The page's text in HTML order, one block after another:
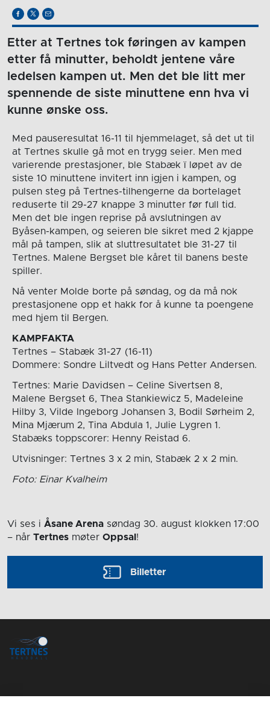
Etter at Tertnes tok føringen av kampen
etter få minutter, beholdt jentene våre
ledelsen kampen ut. Men det ble litt mer
spennende de siste minuttene enn hva vi
kunne ønske oss.
Med pauseresultat 16-11 til hjemmelaget, så det ut til
at Tertnes skulle gå mot en trygg seier. Men med
varierende prestasjoner, ble Stabæk ï løpet av de
siste 10 minuttene invitert inn igjen i kampen, og
pulsen steg på Tertnes-tilhengerne da bortelaget
reduserte til 29-27 knappe 3 minutter før full tid.
Men det ble ingen reprise på avslutningen av
Byåsen-kampen, og seieren ble sikret med 2 kjappe
mål på tampen, slik at sluttresultatet ble 31-27 til
Tertnes. Malene Bergset ble kåret til banens beste
spiller.
Nå venter Molde borte på søndag, og da må nok
prestasjonene opp et hakk for å kunne ta poengene
med hjem til Bergen.
KAMPFAKTA
Tertnes – Stabæk 31-27 (16-11)
Dommere: Sondre Liltvedt og Hans Petter Andersen.
Tertnes: Marie Davidsen – Celine Sivertsen 8,
Malene Bergset 6, Thea Stankiewicz 5, Madeleine
Hilby 3, Vilde Ingeborg Johansen 3, Bodil Sørheim 2,
Mina Mjærum 2, Tina Abdula 1, Julie Lygren 1.
Stabæks toppscorer: Henny Reistad 6.
Utvisninger: Tertnes 3 x 2 min, Stabæk 2 x 2 min.
Foto: Einar Kvalheim
Vi ses i Åsane Arena søndag 30. august klokken 17:00
– når Tertnes møter Oppsal !
Billetter